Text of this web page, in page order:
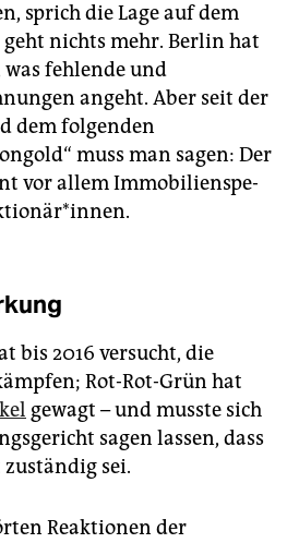
sprich die Lage auf dem
nichts mehr. Berlin hat
fehlende und
angeht. Aber seit der
dem folgenden
muss man sagen: Der
vor allem Im­mo­bi­li­en­spe­
bis 2016 versucht, die
Rot-Rot-Grün hat
gewagt – und musste sich
sagen lassen, dass
sei.
Reaktionen der